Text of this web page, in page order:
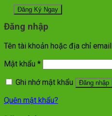
Đăng nhập
Tên tài khoản hoặc địa chỉ email
Mật khẩu *
Ghi nhớ mật khẩu
Đăng nhập
Quên mật khẩu?